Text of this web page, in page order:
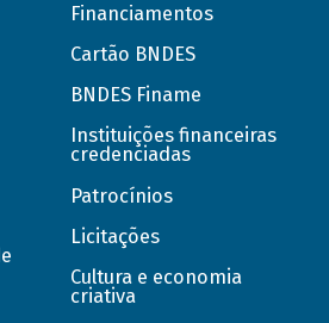
Financiamentos
Cartão BNDES
BNDES Finame
Instituições financeiras
credenciadas
Patrocínios
Licitações
Cultura e economia
criativa